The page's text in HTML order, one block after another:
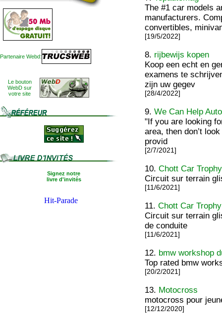
Partenaire Webd:
Le bouton
WebD sur
votre site
Signez notre
livre d'invités
The #1 car models
manufacturers.
convertibles,
[19/5/2022]
8. rijbewijs kopen
Koop een echt en
examens te
zijn uw gegev
[28/4/2022]
9.We Can Help Auto
"If you are looking
area, then don’t
provid
[2/7/2021]
10.Chott Car
Circuit sur terrain
[11/6/2021]
11.Chott Car Trophy
Circuit sur terrain
de conduite
[11/6/2021]
12. bmw workshop
Top rated bmw
[20/2/2021]
13. Motocross
motocross pour
[12/12/2020]